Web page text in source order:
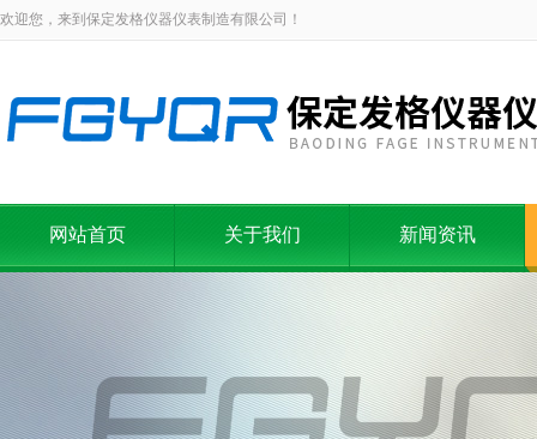
欢迎您，来到保定发格仪器仪表制造有限公司！
网站首页 关于我们 新闻资讯